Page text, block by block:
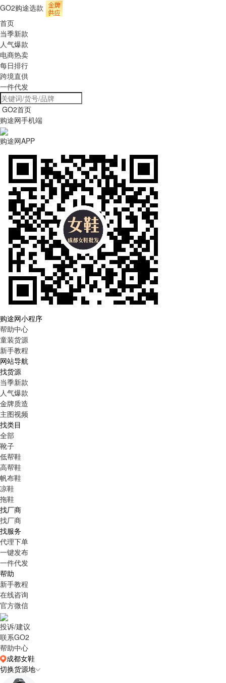
GO2购途选款
首页
当季新款
人气爆款
电商热卖
每日排行
跨境直供
一件代发
GO2首页
购途网手机端
购途网APP
购途网小程序
帮助中心
童装货源
新手教程
网站导航
找货源
当季新款
人气爆款
金牌质造
主图视频
找类目
全部
靴子
低帮鞋
高帮鞋
帆布鞋
凉鞋
拖鞋
找厂商
找厂商
找服务
代理下单
一键发布
一件代发
帮助
新手教程
在线咨询
官方微信
投诉/建议
联系GO2
帮助中心
成都女鞋
切换货源地